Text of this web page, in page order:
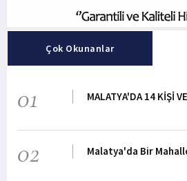
Çok Okunanlar
01 MALATYA'DA 14 KİŞİ
02 Malatya'da Bir